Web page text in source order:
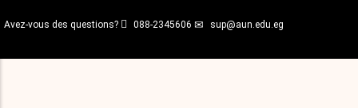
au
principal
Avez-vous des questions? 088-2345606 sup@aun.edu.eg